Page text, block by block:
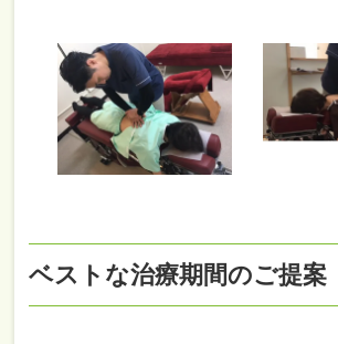
ベストな治療期間のご提案